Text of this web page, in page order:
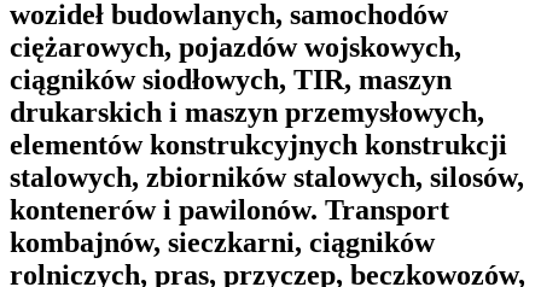
wozideł budowlanych, samochodów
ciężarowych, pojazdów wojskowych,
ciągników siodłowych, TIR, maszyn
drukarskich i maszyn przemysłowych,
elementów konstrukcyjnych konstrukcji
stalowych, zbiorników stalowych, silosów,
kontenerów i pawilonów. Transport
kombajnów, sieczkarni, ciągników
rolniczych, pras, przyczep, beczkowozów,